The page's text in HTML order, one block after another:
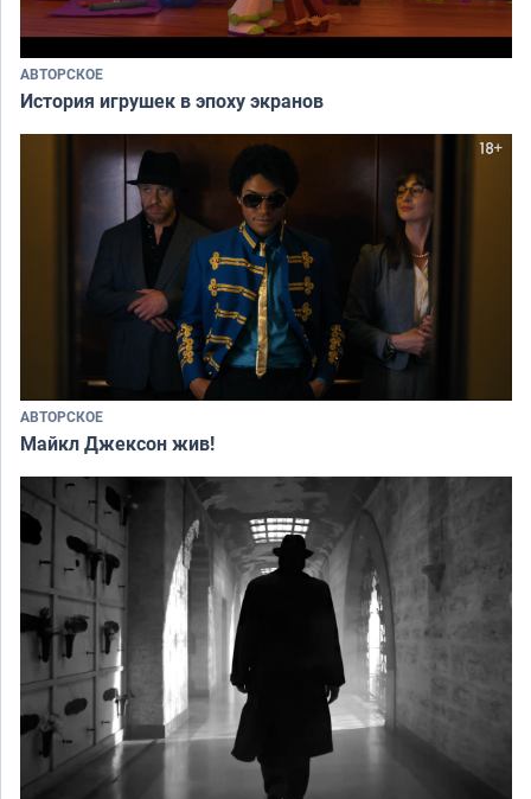
АВТОРСКОЕ
История игрушек в эпоху экранов
АВТОРСКОЕ
Майкл Джексон жив!